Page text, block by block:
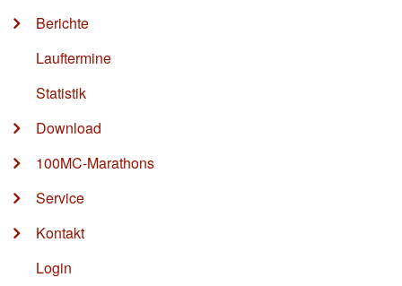
Berichte
Lauftermine
Statistik
Download
100MC-Marathons
Service
Kontakt
Login